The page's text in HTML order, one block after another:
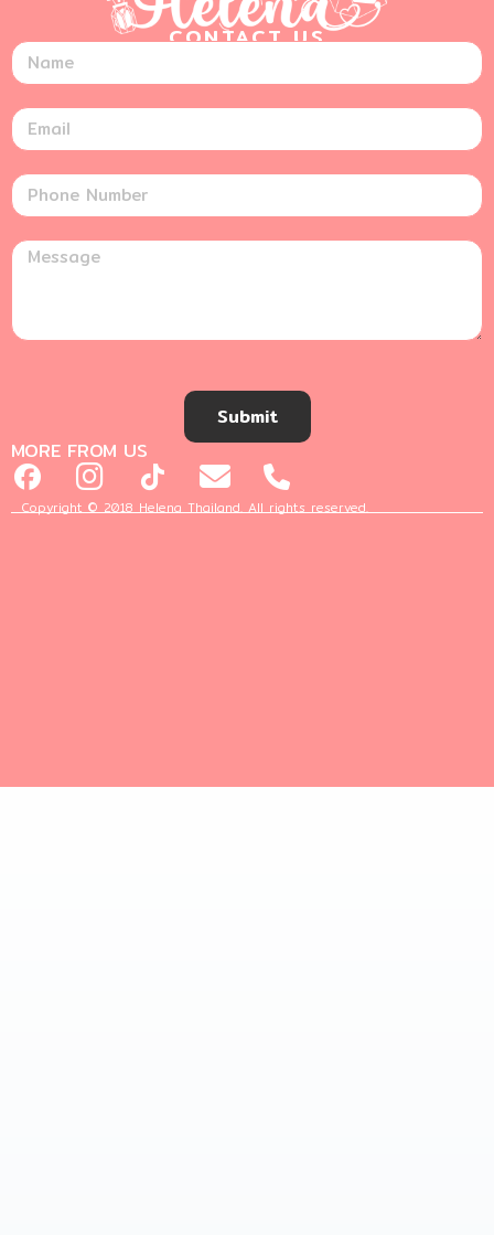
CONTACT US
Submit
MORE FROM US
Copyright © 2018 Helena Thailand. All rights reserved.